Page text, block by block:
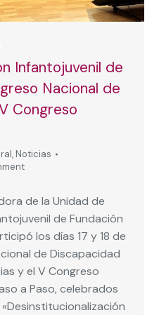
Infantojuvenil de
Nacional de
Congreso
, Noticias
de la Unidad de
de Fundación
los días 17 y 18 de
de Discapacidad
y el V Congreso
a Paso, celebrados